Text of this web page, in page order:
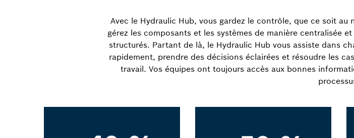
Avec le Hydraulic Hub, vous gardez le contrôle, que ce soit au
gérez les composants et les systèmes de manière centralisée
structurés. Partant de là, le Hydraulic Hub vous assiste dans
rapidement, prendre des décisions éclairées et résoudre les
travail. Vos équipes ont toujours accès aux bonnes